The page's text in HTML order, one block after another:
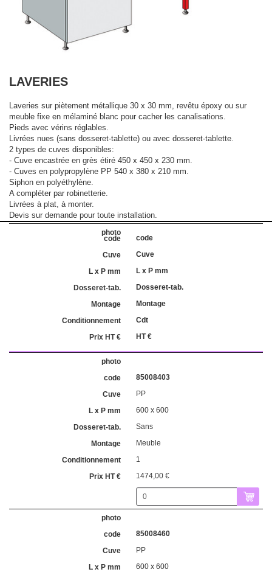
LAVERIES
Laveries sur piètement métallique 30 x 30 mm, revêtu époxy ou sur
meuble fixe en mélaminé blanc pour cacher les canalisations.
Pieds avec vérins réglables.
Livrées nues (sans dosseret-tablette) ou avec dosseret-tablette.
2 types de cuves disponibles:
- Cuve encastrée en grès étiré 450 x 450 x 230 mm.
- Cuves en polypropylène PP 540 x 380 x 210 mm.
Siphon en polyéthylène.
A compléter par robinetterie.
Livrées à plat, à monter.
Devis sur demande pour toute installation.
code
Cuve
L x P mm
Dosseret-tab.
Montage
Cdt
HT €
85008403
PP
600 x 600
Sans
Meuble
1
1474,00 €
85008460
PP
600 x 600